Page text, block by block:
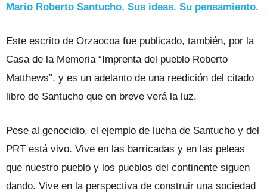
Mario Roberto Santucho. Sus ideas. Su pensamiento.
Este escrito de Orzaocoa fue publicado, también, por la
Casa de la Memoria “Imprenta del pueblo Roberto
Matthews”, y es un adelanto de una reedición del citado
libro de Santucho que en breve verá la luz.
Pese al genocidio, el ejemplo de lucha de Santucho y del
PRT está vivo. Vive en las barricadas y en las peleas
que nuestro pueblo y los pueblos del continente siguen
dando. Vive en la perspectiva de construir una sociedad